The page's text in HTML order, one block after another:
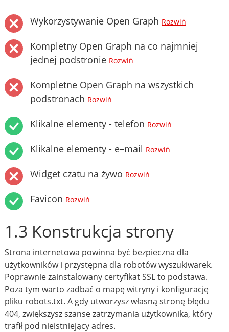
Wykorzystywanie Open Graph Rozwiń
Kompletny Open Graph na co najmniej
jednej podstronie Rozwiń
Kompletne Open Graph na wszystkich
podstronach Rozwiń
Klikalne elementy - telefon Rozwiń
Klikalne elementy - e–mail Rozwiń
Widget czatu na żywo Rozwiń
Favicon Rozwiń
1.3 Konstrukcja strony
Strona internetowa powinna być bezpieczna dla
użytkowników i przystępna dla robotów wyszukiwarek.
Poprawnie zainstalowany certyfikat SSL to podstawa.
Poza tym warto zadbać o mapę witryny i konfigurację
pliku robots.txt. A gdy utworzysz własną stronę błędu
404, zwiększysz szanse zatrzymania użytkownika, który
trafił pod nieistniejący adres.